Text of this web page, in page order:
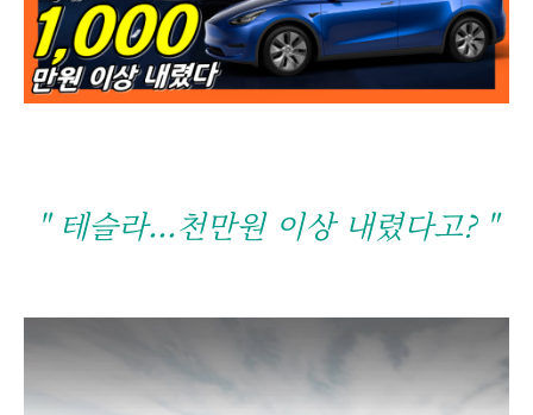
" 테슬라...천만원 이상 내렸다고? "